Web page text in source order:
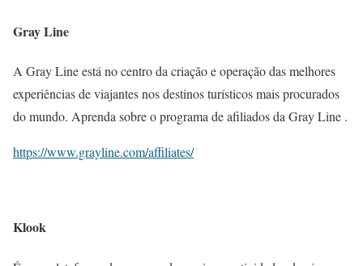
Gray Line
A Gray Line está no centro da criação e operação das melhores
experiências de viajantes nos destinos turísticos mais procurados
do mundo. Aprenda sobre o programa de afiliados da Gray Line .
https://www.grayline.com/affiliates/
Klook